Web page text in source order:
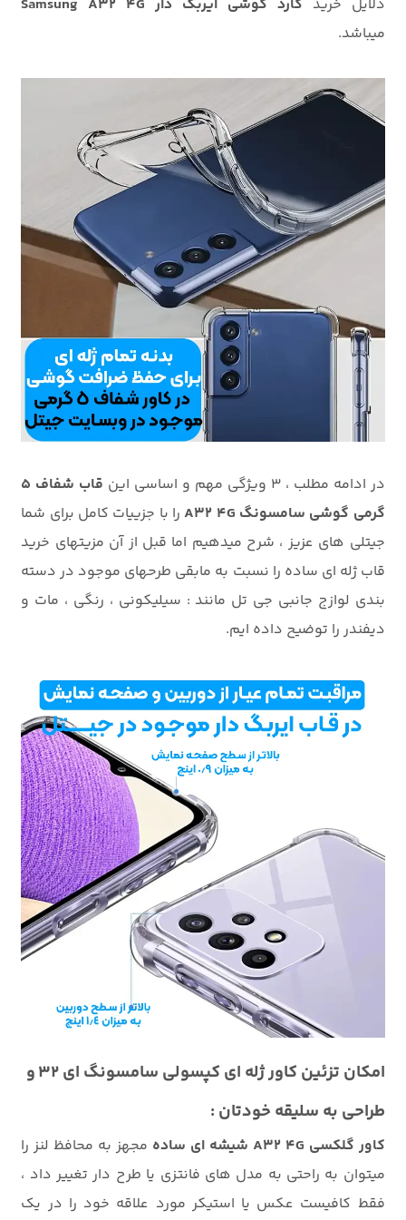
دلایل خرید گارد گوشی ایربگ دار Samsung A32 4G
میباشد.
در ادامه مطلب ، 3 ویژگی مهم و اساسی این
قاب شفاف 5
گرمی گوشی سامسونگ A32 4G
را با جزییات کامل برای شما
جیتلی های عزیز ، شرح میدهیم اما قبل از آن مزیتهای خرید
قاب ژله ای ساده را نسبت به مابقی طرحهای موجود در دسته
بندی لوازج جانبی جی تل مانند : سیلیکونی ، رنگی ، مات و
دیفندر را توضیح داده ایم.
امکان تزئین کاور ژله ای کپسولی سامسونگ ای 32 و
طراحی به سلیقه خودتان :
کاور گلکسی A32 4G شیشه ای ساده
مجهز به محافظ لنز را
میتوان به راحتی به مدل های فانتزی یا طرح دار تغییر داد ،
فقط کافیست عکس یا استیکر مورد علاقه خود را در یک